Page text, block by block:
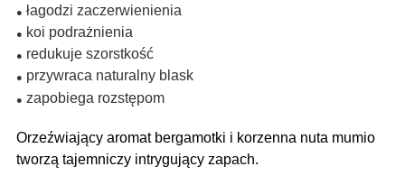
● łagodzi zaczerwienienia
● koi podrażnienia
● redukuje szorstkość
● przywraca naturalny blask
● zapobiega rozstępom
Orzeźwiający aromat bergamotki i korzenna nuta mumio
tworzą tajemniczy intrygujący zapach.